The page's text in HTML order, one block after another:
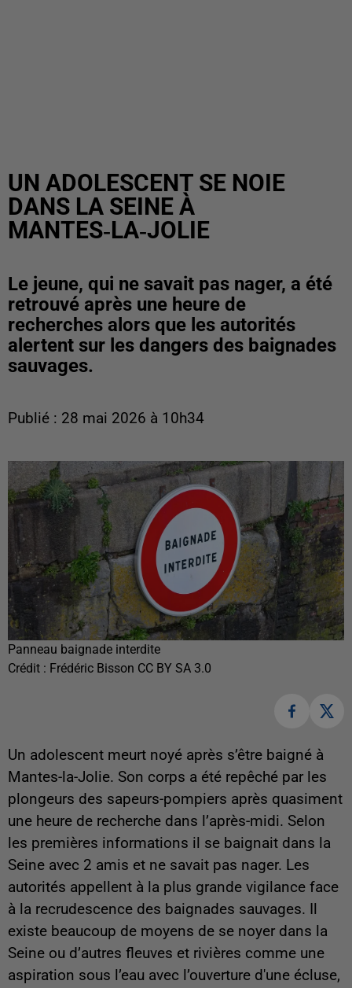
UN ADOLESCENT SE NOIE
DANS LA SEINE À
MANTES‑LA‑JOLIE
Le jeune, qui ne savait pas nager, a été
retrouvé après une heure de
recherches alors que les autorités
alertent sur les dangers des baignades
sauvages.
Publié : 28 mai 2026 à 10h34
Panneau baignade interdite
Crédit : Frédéric Bisson CC BY SA 3.0
Un adolescent meurt noyé après s’être baigné à
Mantes-la-Jolie. Son corps a été repêché par les
plongeurs des sapeurs-pompiers après quasiment
une heure de recherche dans l’après-midi. Selon
les premières informations il se baignait dans la
Seine avec 2 amis et ne savait pas nager. Les
autorités appellent à la plus grande vigilance face
à la recrudescence des baignades sauvages. Il
existe beaucoup de moyens de se noyer dans la
Seine ou d’autres fleuves et rivières comme une
aspiration sous l’eau avec l’ouverture d'une écluse,